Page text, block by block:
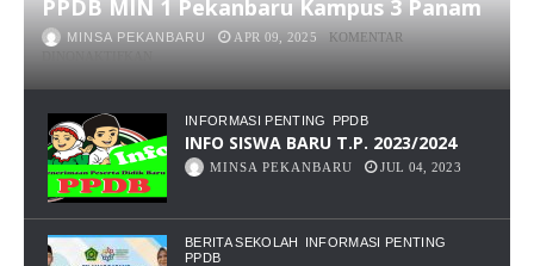
PPDB MIN 1 Pekanbaru Kampus 3 Panam
MINSA PEKANBARU APR 09, 2025
KOMENTAR
MIN
1
KAMPUS
3
INFORMASI PENTING PPDB
INFO SISWA BARU T.P. 2023/2024
MINSA PEKANBARU JUL 04, 2023
BERITA SEKOLAH
INFORMASI PENTING
PPDB